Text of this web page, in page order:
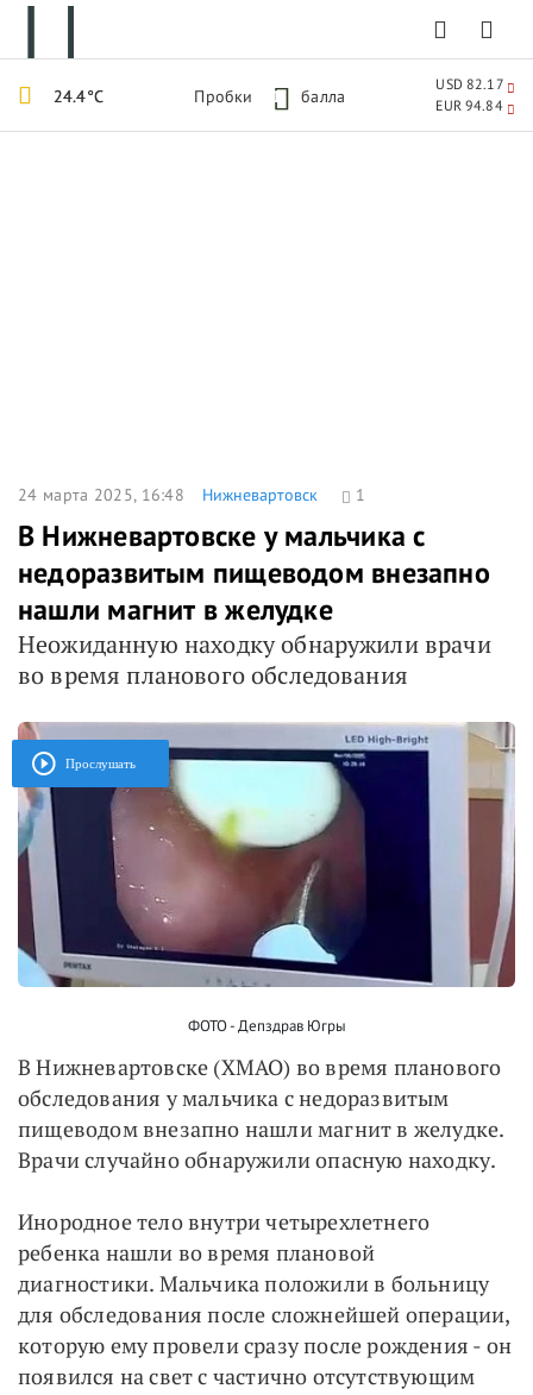
24 марта 2025, 16:48 Нижневартовск 1
В Нижневартовске у мальчика с
недоразвитым пищеводом внезапно
нашли магнит в желудке
Неожиданную находку обнаружили врачи
во время планового обследования
Прослушать
ФОТО - Депздрав Югры
В Нижневартовске (ХМАО) во время планового
обследования у мальчика с недоразвитым
пищеводом внезапно нашли магнит в желудке.
Врачи случайно обнаружили опасную находку.
Инородное тело внутри четырехлетнего
ребенка нашли во время плановой
диагностики. Мальчика положили в больницу
для обследования после сложнейшей операции,
которую ему провели сразу после рождения - он
появился на свет с частично отсутствующим
24.4°C Пробки 1 балла
USD 82.17
EUR 94.84